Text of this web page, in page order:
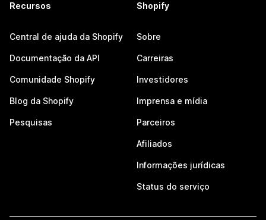
Recursos
Central de ajuda da Shopify
Documentação da API
Comunidade Shopify
Blog da Shopify
Pesquisas
Shopify
Sobre
Carreiras
Investidores
Imprensa e mídia
Parceiros
Afiliados
Informações jurídicas
Status do serviço